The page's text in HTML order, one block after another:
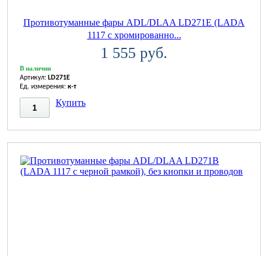
Противотуманные фары ADL/DLAA LD271E (LADA
1117 с хромированно...
1 555 руб.
В наличии
Артикул: LD271E
Ед. измерения: к-т
Купить